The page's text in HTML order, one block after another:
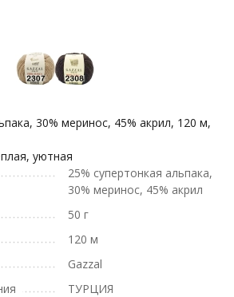
30% меринос, 45% акрил, 120 м,
уютная
25% супертонкая альпака,
30% меринос, 45% акрил
50 г
120 м
Gazzal
ТУРЦИЯ